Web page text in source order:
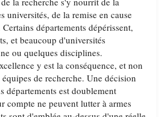
universités, de la remise en cause
départements dépérissent,
et beaucoup d'universités
ou quelques disciplines.
y est la conséquence, et non
de recherche. Une décision
est doublement
compte ne peuvent lutter à armes